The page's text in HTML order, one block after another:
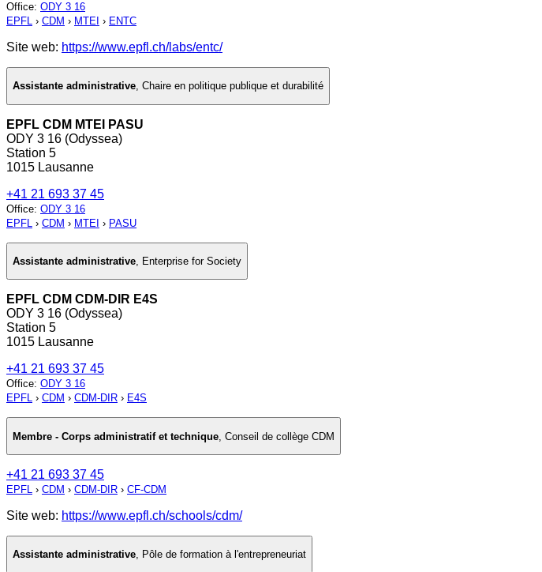
Office: ODY 3 16
EPFL › CDM › MTEI › ENTC
Site web: https://www.epfl.ch/labs/entc/
Assistante administrative, Chaire en politique publique et durabilité
EPFL CDM MTEI PASU
ODY 3 16 (Odyssea)
Station 5
1015 Lausanne
+41 21 693 37 45
Office: ODY 3 16
EPFL › CDM › MTEI › PASU
Assistante administrative, Enterprise for Society
EPFL CDM CDM-DIR E4S
ODY 3 16 (Odyssea)
Station 5
1015 Lausanne
+41 21 693 37 45
Office: ODY 3 16
EPFL › CDM › CDM-DIR › E4S
Membre - Corps administratif et technique Conseil de collège CDM
+41 21 693 37 45
EPFL › CDM › CDM-DIR › CF-CDM
Site web: https://www.epfl.ch/schools/cdm/
Assistante administrative, Pôle de formation à l'entrepreneuriat